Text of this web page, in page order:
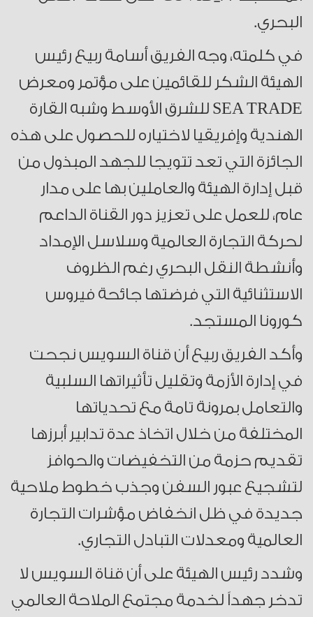
البحري.
في كلمته، وجه الفريق أسامة ربيع رئيس
الهيئة الشكر للقائمين على مؤتمر ومعرض
SEA TRADE للشرق الأوسط وشبه القارة
الهندية وإفريقيا لاختياره للحصول على هذه
الجائزة التي تعد تتويجا للجهد المبذول من
قبل إدارة الهيئة والعاملين بها على مدار
عام، للعمل على تعزيز دور القناة الداعم
لحركة التجارة العالمية وسلاسل الإمداد
وأنشطة النقل البحري رغم الظروف
الاستثنائية التي فرضتها جائحة فيروس
كورونا المستجد.
وأكد الفريق ربيع أن قناة السويس نجحت
في إدارة الأزمة وتقليل تأثيراتها السلبية
والتعامل بمرونة تامة مع تحدياتها
المختلفة من خلال اتخاذ عدة تدابير أبرزها
تقديم حزمة من التخفيضات والحوافز
لتشجيع عبور السفن وجذب خطوط ملاحية
جديدة في ظل انخفاض مؤشرات التجارة
العالمية ومعدلات التبادل التجاري.
وشدد رئيس الهيئة على أن قناة السويس لا
تدخر جهداً لخدمة مجتمع الملاحة العالمي